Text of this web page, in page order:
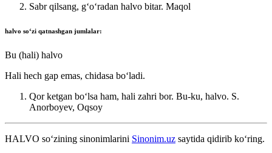
Sabr qilsang, gʻoʻradan halvo bitar. Maqol
halvo soʻzi qatnashgan jumlalar:
Bu (hali) halvo
Hali hech gap emas, chidasa boʻladi.
Qor ketgan boʻlsa ham, hali zahri bor. Bu-ku, halvo. S.
Anorboyev, Oqsoy
HALVO so‘zining sinonimlarini Sinonim.uz saytida qidirib ko‘ring.